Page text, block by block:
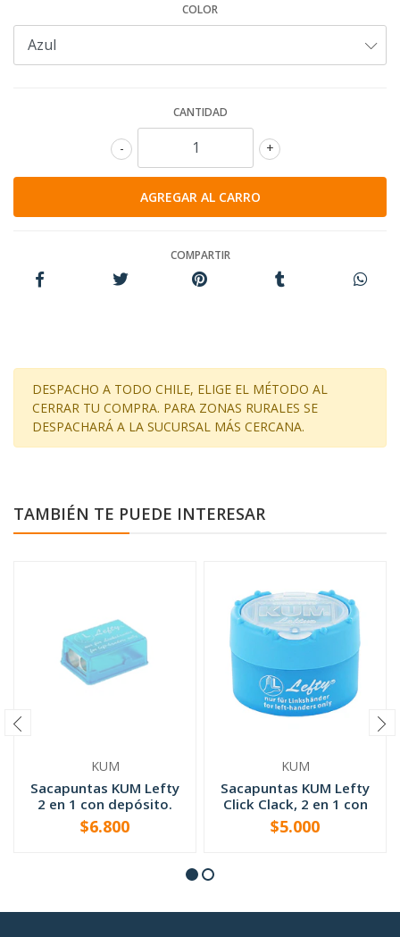
COLOR
CANTIDAD
+
-
COMPARTIR
DESPACHO A TODO CHILE, ELIGE EL MÉTODO AL
CERRAR TU COMPRA. PARA ZONAS RURALES SE
DESPACHARÁ A LA SUCURSAL MÁS CERCANA.
TAMBIÉN TE PUEDE INTERESAR
KUM
Sacapuntas KUM Lefty
2 en 1 con depósito.
AGOTADO
$6.800
KUM
Sacapuntas KUM Lefty
Click Clack, 2 en 1 con
de...
VER OPCIONES
$5.000